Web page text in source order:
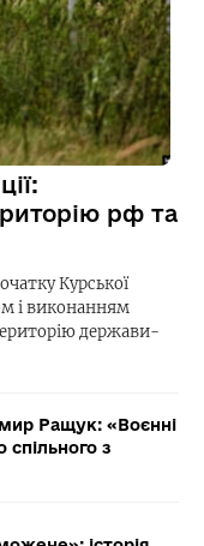
рф та
Курської
і виконанням
держави-
Ращук: «Воєнні
з